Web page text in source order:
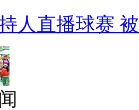
人直播球赛